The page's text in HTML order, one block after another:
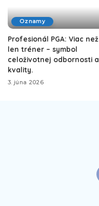
Oznamy
Profesionál PGA: Viac než
len tréner – symbol
celoživotnej odbornosti a
kvality.
3. júna 2026